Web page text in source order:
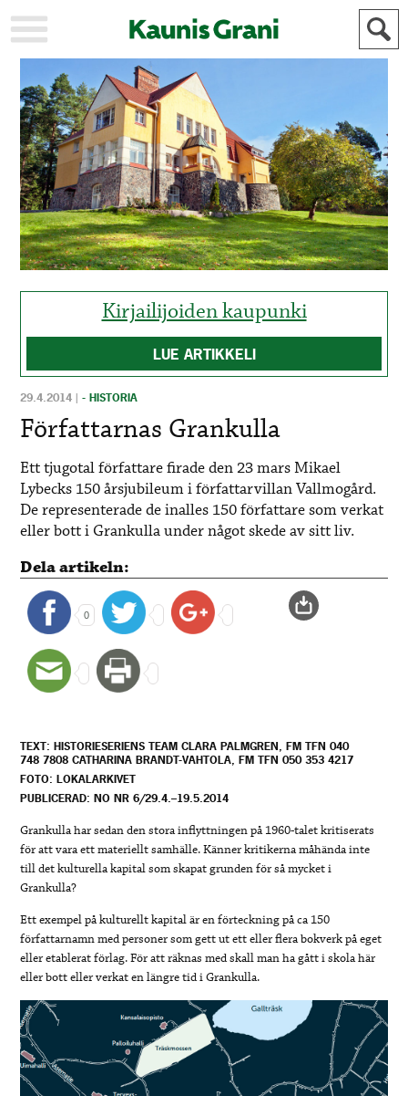
KAUPUNKI
STADEN
AJANKOHTAISTA
AKTUELLT
URHEILU
IDROTT
KULTTUURI
KULTUR
HISTORIA
HISTORIA
YLEINEN
ALLMÄN
MAINOSTAJILLE
FÖR
ANNONSÖRER
Kirjailijoiden kaupunki
LUE ARTIKKELI
29.4.2014 |- HISTORIA
Författarnas Grankulla
Ett tjugotal författare firade den 23 mars Mikael
Lybecks 150 årsjubileum i författarvillan Vallmogård.
De representerade de inalles 150 författare som verkat
eller bott i Grankulla under något skede av sitt liv.
Dela artikeln:
0
TEXT: HISTORIESERIENS TEAM CLARA PALMGREN, FM TFN 040
748 7808 CATHARINA BRANDT-VAHTOLA, FM TFN 050 353 4217
FOTO: LOKALARKIVET
PUBLICERAD: NO NR 6/29.4.–19.5.2014
Grankulla har sedan den stora inflyttningen på 1960-talet kritiserats
för att vara ett materiellt samhälle. Känner kritikerna måhända inte
till det kulturella kapital som skapat grunden för så mycket i
Grankulla?
Ett exempel på kulturellt kapital är en förteckning på ca 150
författarnamn med personer som gett ut ett eller flera bokverk på eget
eller etablerat förlag. För att räknas med skall man ha gått i skola här
eller bott eller verkat en längre tid i Grankulla.